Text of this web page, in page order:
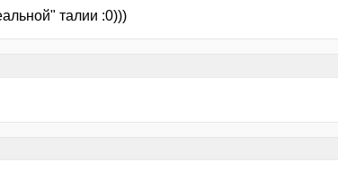
талии :0)))